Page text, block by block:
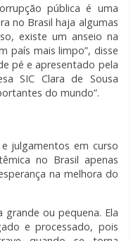
pública é uma
no Brasil haja algumas
existe um anseio na
país mais limpo”, disse
pé e apresentado pela
SIC Clara de Sousa
do mundo”.
julgamentos em curso
no Brasil apenas
na melhora do
ou pequena. Ela
e processado, pois